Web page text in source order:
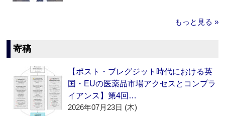
もっと見る »
寄稿
【ポスト・ブレグジット時代における英
国・EUの医薬品市場アクセスとコンプラ
イアンス】第4回…
2026年07月23日 (木)